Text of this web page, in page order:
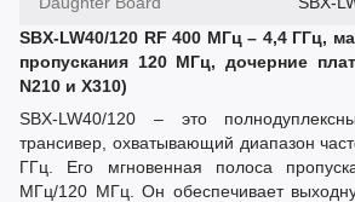
SBX-LW40/120 RF 400 МГц – 4,4 ГГц,
пропускания 120 МГц, дочерние
N210 и X310)
SBX-LW40/120 – это
трансивер, охватывающий диапазон
ГГц. Его мгновенная полоса
МГц/120 МГц. Он обеспечивает